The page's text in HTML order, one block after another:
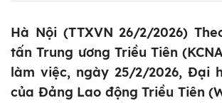
Hà Nội (TTXVN 26/2/2026)
tấn Trung ương Triều Tiên
làm việc, ngày 25/2/2026, Đại
của Đảng Lao động Triều Tiên